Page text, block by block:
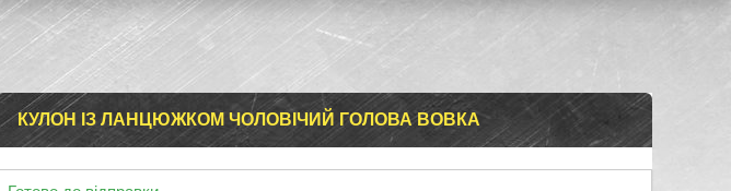
КУЛОН ІЗ ЛАНЦЮЖКОМ ЧОЛОВІЧИЙ ГОЛОВА ВОВКА